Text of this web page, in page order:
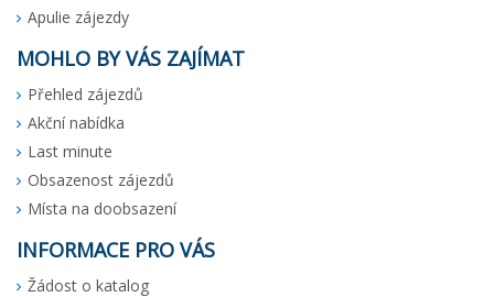
Apulie zájezdy
MOHLO BY VÁS ZAJÍMAT
Přehled zájezdů
Akční nabídka
Last minute
Obsazenost zájezdů
Místa na doobsazení
INFORMACE PRO VÁS
Žádost o katalog